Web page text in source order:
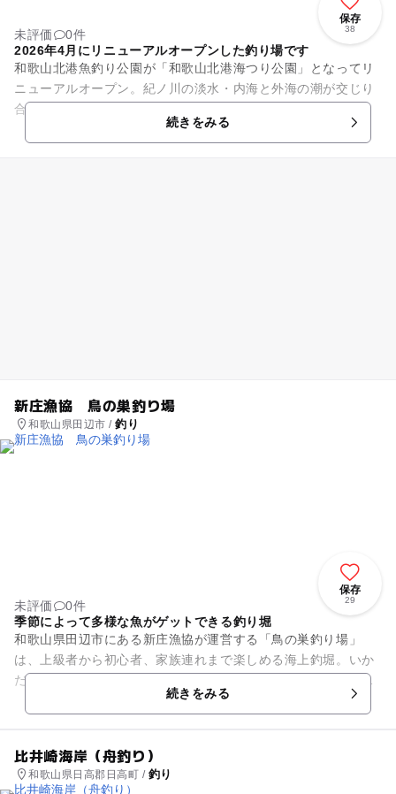
保存
38
未評価
0件
2026年4月にリニューアルオープンした釣り場です
和歌山北港魚釣り公園が「和歌山北港海つり公園」となってリ
ニューアルオープン。紀ノ川の淡水・内海と外海の潮が交じり
合って、プランクトンが多くいるため、魚種類が1年中豊富な
続きをみる
新庄漁協 鳥の巣釣り場
和歌山県田辺市 /釣り
保存
29
未評価
0件
季節によって多様な魚がゲットできる釣り堀
和歌山県田辺市にある新庄漁協が運営する「鳥の巣釣り場」
は、上級者から初心者、家族連れまで楽しめる海上釣堀。いか
だが陸から続けて組まれているので、移動は快適。そして屋根
付の場所がいくつかあるので、...
続きをみる
比井崎海岸（舟釣り）
和歌山県日高郡日高町 / 釣り